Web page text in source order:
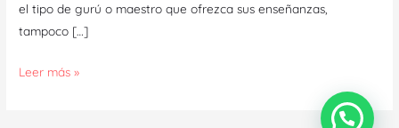
el tipo de gurú o maestro que ofrezca sus enseñanzas,
tampoco […]
Leer más »